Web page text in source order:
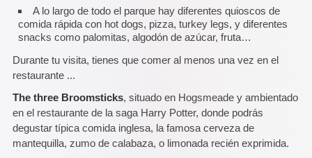
A lo largo de todo el parque hay diferentes quioscos de
comida rápida con hot dogs, pizza, turkey legs, y diferentes
snacks como palomitas, algodón de azúcar, fruta…
Durante tu visita, tienes que comer al menos una vez en el
restaurante ...
The three Broomsticks, situado en Hogsmeade y ambientado
en el restaurante de la saga Harry Potter, donde podrás
degustar típica comida inglesa, la famosa cerveza de
mantequilla, zumo de calabaza, o limonada recién exprimida.